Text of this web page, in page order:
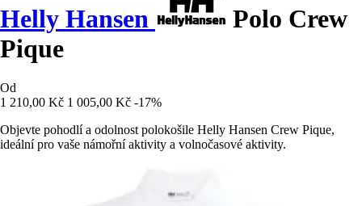
Helly Hansen
Polo Crew
Pique
Od
1 210,00 Kč 1 005,00 Kč -17%
Objevte pohodlí a odolnost polokošile Helly Hansen Crew Pique,
ideální pro vaše námořní aktivity a volnočasové aktivity.